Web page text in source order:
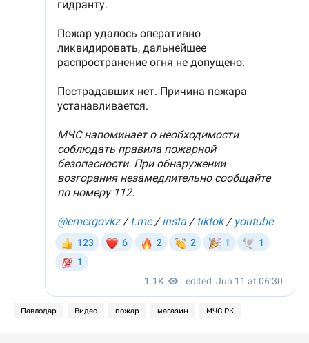
Павлодар Видео пожар магазин МЧС РК